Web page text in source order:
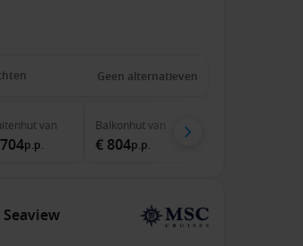
Geen alternatieven
van
p.p.
Balkonhutvan
€ 804p.p.